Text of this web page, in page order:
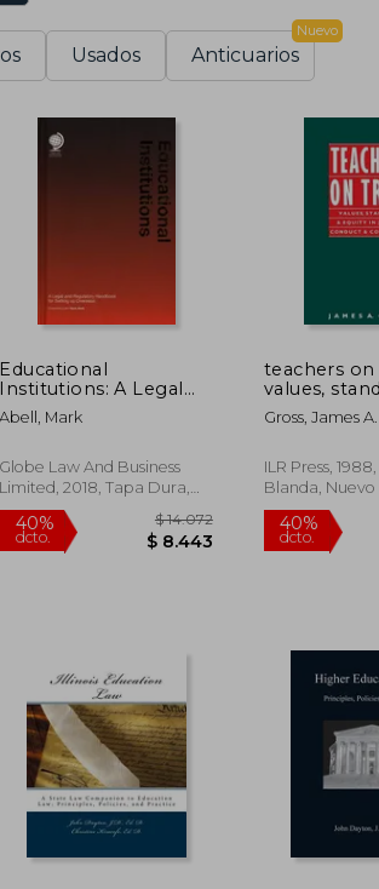
Usados Anticuarios
Nuevo
Educational
Institutions: A Legal
and Regulatory
Handbook for Setting
Inglés)
Abell, Mark
Globe Law And Business
Limited, 2018, Tapa Dura,
Nuevo
$ 8.443
teachers on
values,
equity in
conduct and
Inglés)
Gross, James A.
ILR Press,
Blanda, Nuevo